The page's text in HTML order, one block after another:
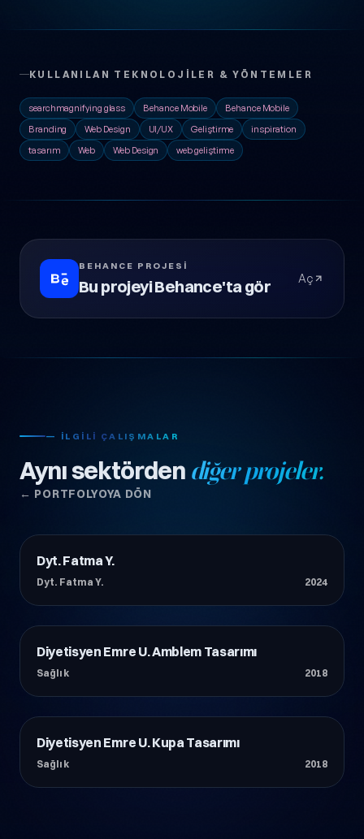
KULLANILAN TEKNOLOJILER & YÖNTEMLER
searchmagnifying glass Behance Mobile
Behance Mobile
Branding
Web Design UI/UX Geliştirme
inspiration
tasarım
Web Web Design web geliştirme
BEHANCE PROJESI
Bu projeyi Behance'ta gör Aç
— İLGILI ÇALIŞMALAR
Aynı sektörden diğer projeler.
← PORTFOLYOYA DÖN
Sağlık
Dyt. Fatma Y.
Dyt. Fatma Y. 2024
Sağlık
Diyetisyen Emre U. Amblem Tasarımı
Sağlık 2018
Sağlık
Diyetisyen Emre U. Kupa Tasarımı
Sağlık 2018